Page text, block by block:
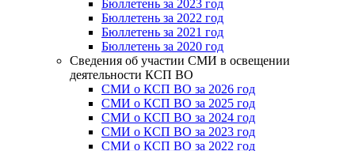
Бюллетень за 2023 год
Бюллетень за 2022 год
Бюллетень за 2021 год
Бюллетень за 2020 год
Сведения об участии СМИ в освещении
деятельности КСП ВО
СМИ о КСП ВО за 2026 год
СМИ о КСП ВО за 2025 год
СМИ о КСП ВО за 2024 год
СМИ о КСП ВО за 2023 год
СМИ о КСП ВО за 2022 год